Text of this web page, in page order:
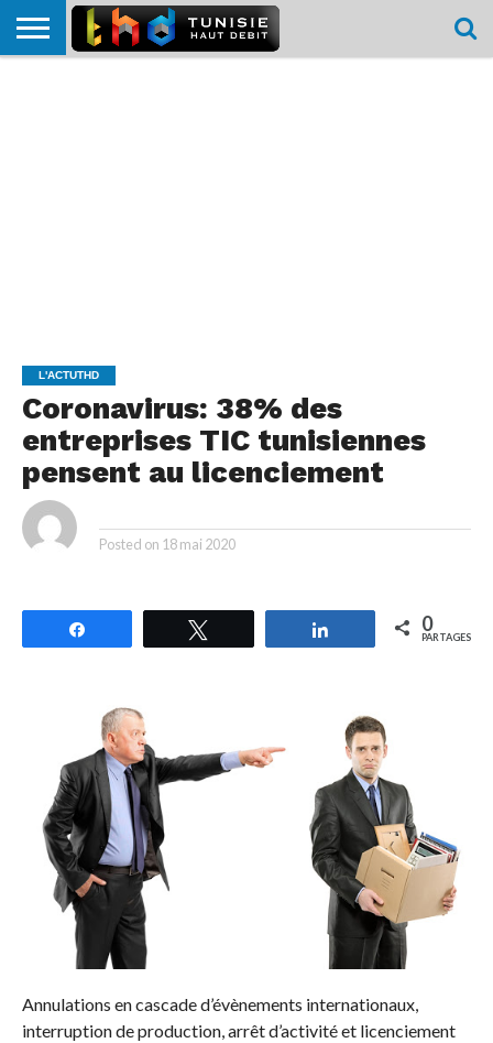
L'ACTUTHD
Coronavirus: 38% des
entreprises TIC tunisiennes
pensent au licenciement
Posted on 18 mai 2020
Partagez 0
PARTAGES
Annulations en cascade d’évènements internationaux,
interruption de production, arrêt d’activité et licenciement